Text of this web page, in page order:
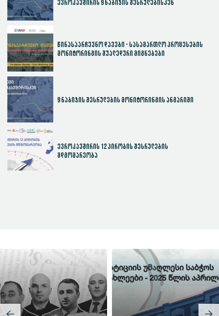
ევროკავშირის 9 ნაბიჯის შესრულებისკენ
წინასაარჩევნო დავები - სასამართლო პროცესების
მონიტორინგის შუალედური მიგნებები
9 ნაბიჯის შესრულების მონიტორინგის ანგარიში
ევროკავშირის 12 პირობის შესრულების
მდგომარეობა